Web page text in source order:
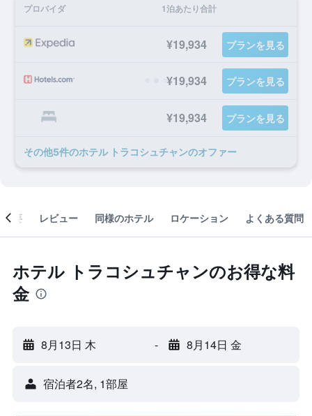
プロバイダ 1泊あたり合計
¥19,934 プランを見る
¥19,934 プランを見る
¥19,934 プランを見る
​その他5​件のホテル トラコシュチャンのオファー
概要 レビュー 同様のホテル ロケーション よくある質問
ホテル トラコシュチャンのお得な料
金
8月13日 木 - 8月14日 金
宿泊者2名, 1​部屋